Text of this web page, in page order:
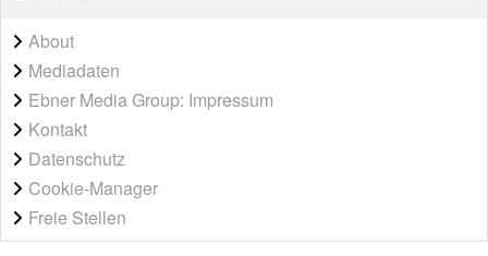
About
Mediadaten
Ebner Media Group: Impressum
Kontakt
Datenschutz
Cookie-Manager
Freie Stellen